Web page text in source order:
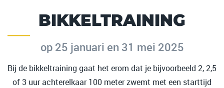
BIKKELTRAINING
op 25 januari en 31 mei 2025
Bij de bikkeltraining gaat het erom dat je bijvoorbeeld 2, 2,5
of 3 uur achterelkaar 100 meter zwemt met een starttijd